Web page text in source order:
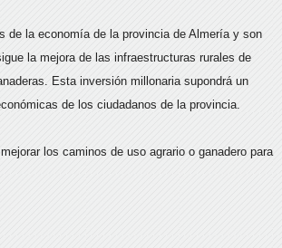
de la economía de la provincia de Almería y son
la mejora de las infraestructuras rurales de
Esta inversión millonaria supondrá un
de los ciudadanos de la provincia.
los caminos de uso agrario o ganadero para